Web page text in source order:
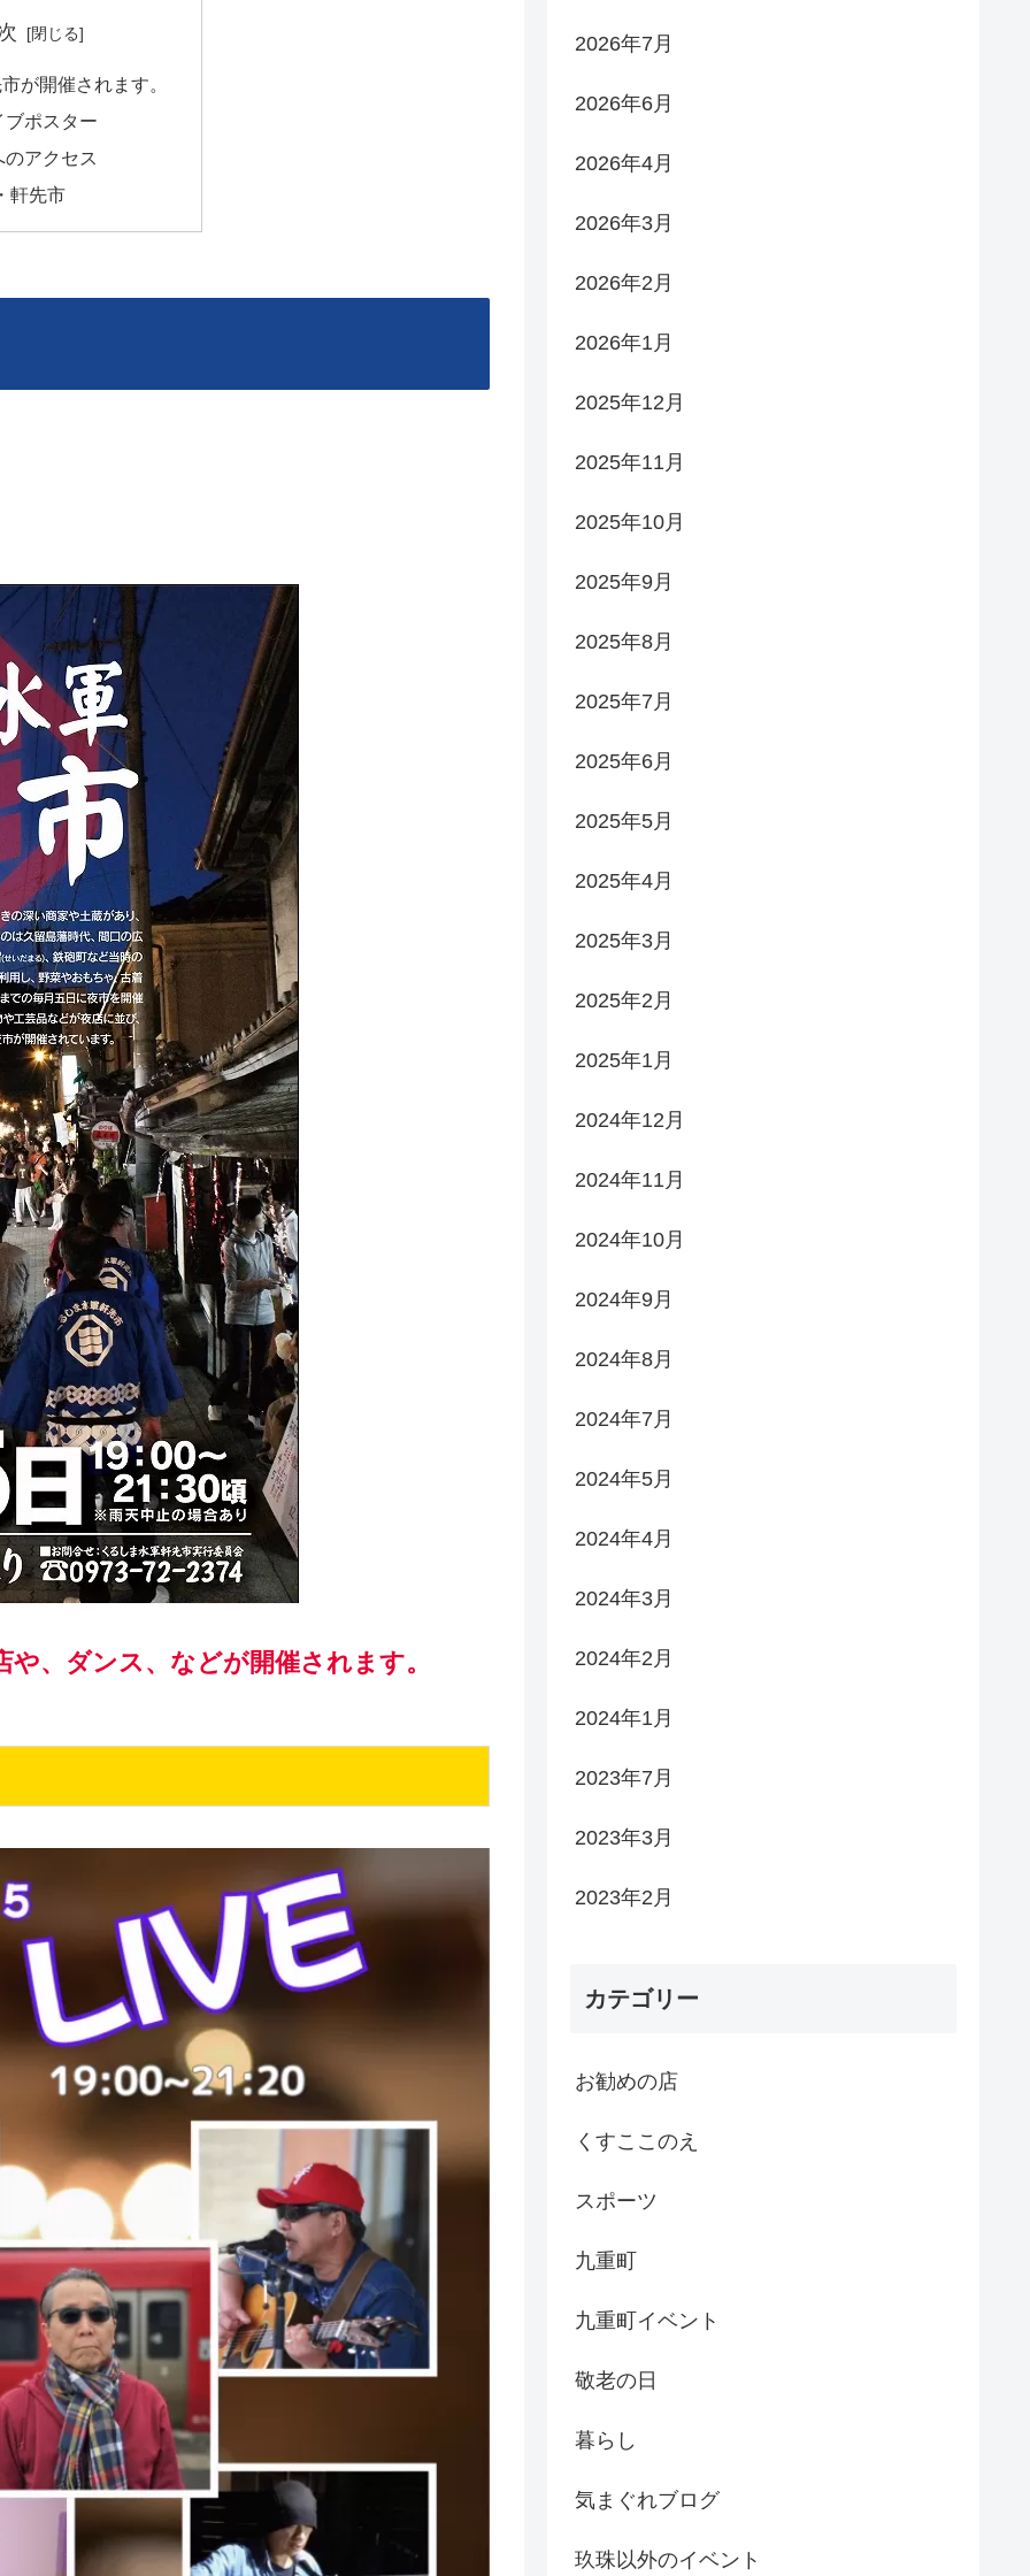
が開催されます。
ブポスター
のアクセス
軒先市
、ダンス、などが開催されます。
2026年7月
2026年6月
2026年4月
2026年3月
2026年2月
2026年1月
2025年12月
2025年11月
2025年10月
2025年9月
2025年8月
2025年7月
2025年6月
2025年5月
2025年4月
2025年3月
2025年2月
2025年1月
2024年12月
2024年11月
2024年10月
2024年9月
2024年8月
2024年7月
2024年5月
2024年4月
2024年3月
2024年2月
2024年1月
2023年7月
2023年3月
2023年2月
カテゴリー
お勧めの店
くすここのえ
スポーツ
九重町
九重町イベント
敬老の日
暮らし
気まぐれブログ
玖珠以外のイベント